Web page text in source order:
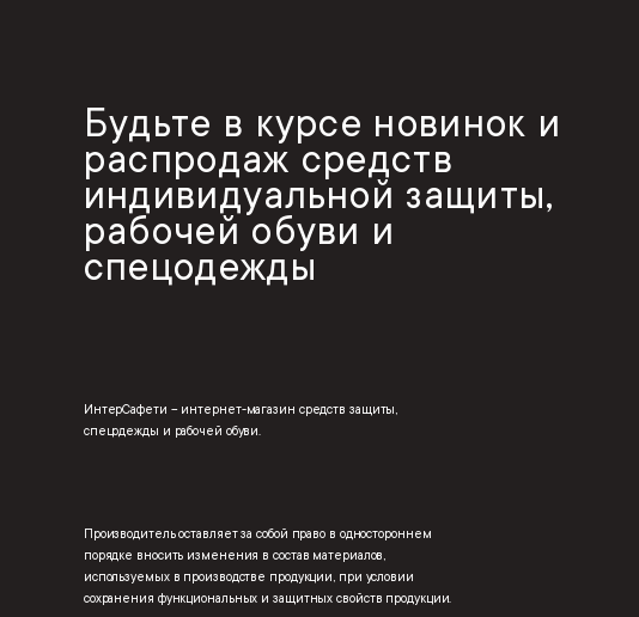
Будьте в курсе новинок и
распродаж средств
индивидуальной защиты,
рабочей обуви и
спецодежды
ИнтерСафети – интернет-магазин средств защиты,
спецодежды и рабочей обуви.
Производитель оставляет за собой право в одностороннем
порядке вносить изменения в состав материалов,
используемых в производстве продукции, при условии
сохранения функциональных и защитных свойств продукции.